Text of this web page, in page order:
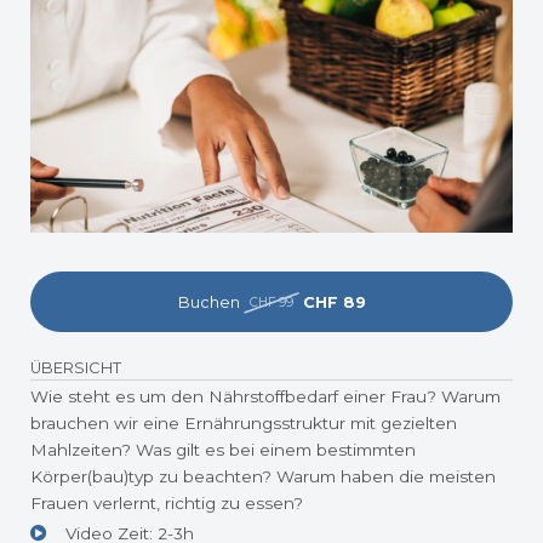
Buchen CHF 99 CHF 89
ÜBERSICHT
Wie steht es um den Nährstoffbedarf einer Frau? Warum
brauchen wir eine Ernährungsstruktur mit gezielten
Mahlzeiten? Was gilt es bei einem bestimmten
Körper(bau)typ zu beachten? Warum haben die meisten
Frauen verlernt, richtig zu essen?
Video Zeit: 2-3h